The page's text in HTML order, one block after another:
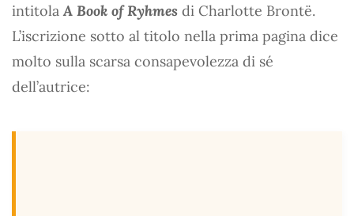
intitolaA Book of Ryhmes di Charlotte Brontë.
L’iscrizione sotto al titolo nella prima pagina dice
molto sulla scarsa consapevolezza di sé
dell’autrice: